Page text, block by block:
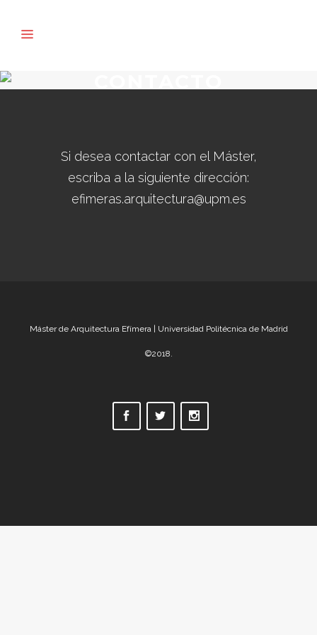
Si desea contactar con el Máster,
escriba a la siguiente dirección:
efimeras.arquitectura@upm.es
Máster de Arquitectura Efímera | Universidad Politécnica de Madrid
©2018.